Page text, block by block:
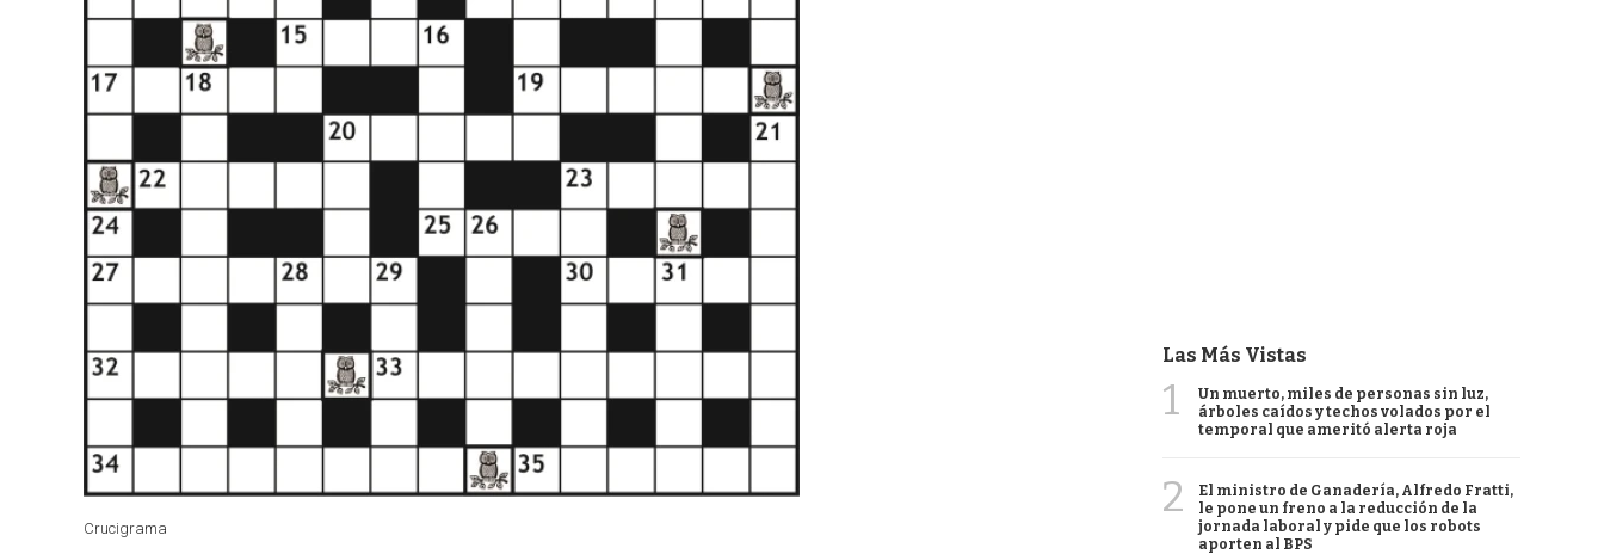
Crucigrama
Las Más Vistas
1
Un muerto, miles de personas sin luz,
árboles caídos y techos volados por el
temporal que ameritó alerta roja
2
El ministro de Ganadería, Alfredo Fratti,
le pone un freno a la reducción de la
jornada laboral y pide que los robots
aporten al BPS